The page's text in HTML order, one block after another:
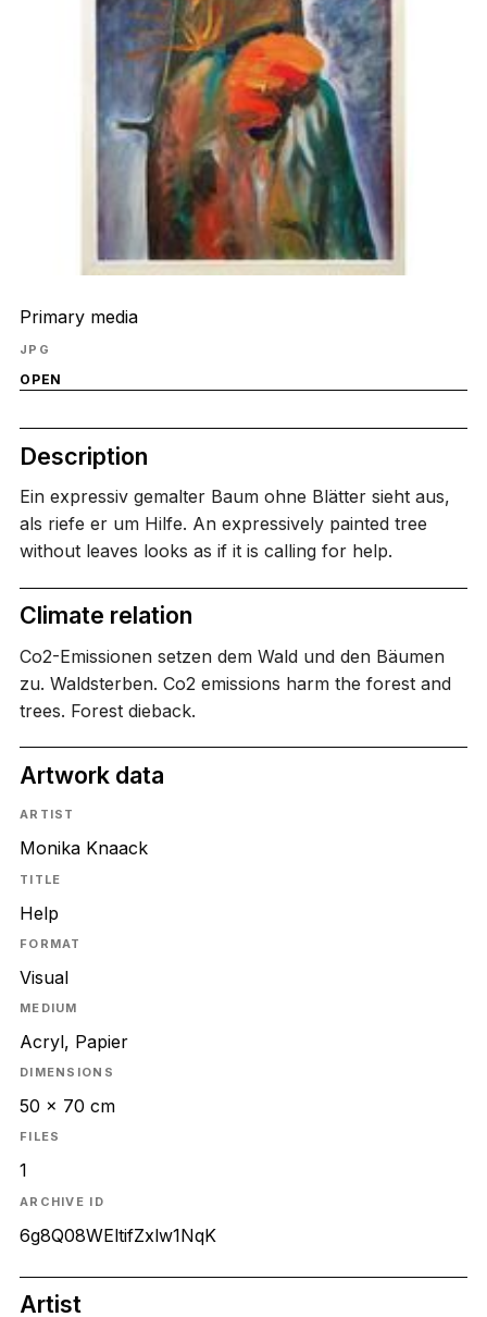
Primary media
JPG
OPEN
Description
Ein expressiv gemalter Baum ohne Blätter sieht aus,
als riefe er um Hilfe. An expressively painted tree
without leaves looks as if it is calling for help.
Climate relation
Co2-Emissionen setzen dem Wald und den Bäumen
zu. Waldsterben. Co2 emissions harm the forest and
trees. Forest dieback.
Artwork data
ARTIST
Monika Knaack
TITLE
Help
FORMAT
Visual
MEDIUM
Acryl, Papier
DIMENSIONS
50 x 70 cm
FILES
1
ARCHIVE ID
6g8Q08WEltifZxlw1NqK
Artist